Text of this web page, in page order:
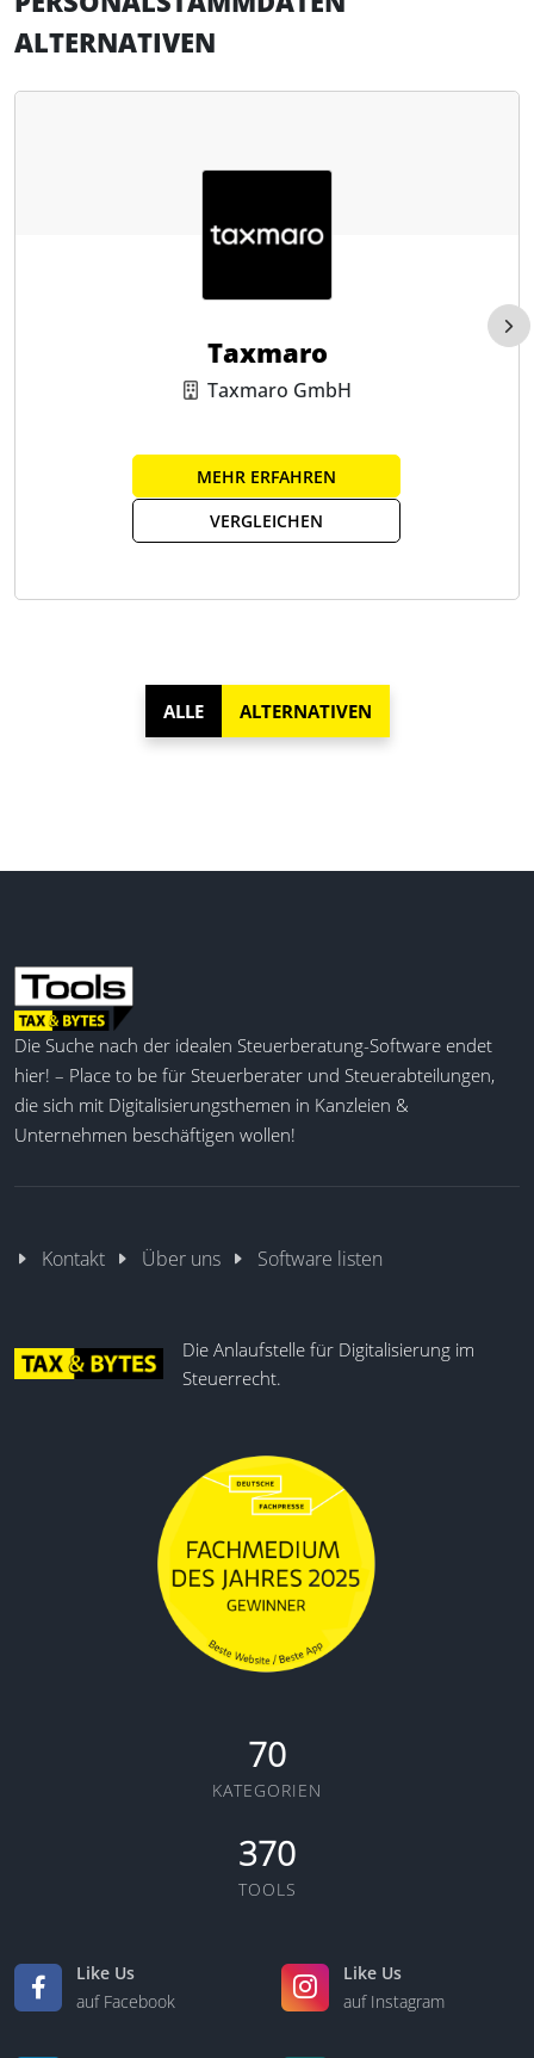
ALTERNATIVEN
Taxmaro
Taxmaro GmbH
MEHR ERFAHREN
VERGLEICHEN
ALLE ALTERNATIVEN
Die Suche nach der idealen Steuerberatung-Software endet
hier! – Place to be für Steuerberater und Steuerabteilungen,
die sich mit Digitalisierungsthemen in Kanzleien &
Unternehmen beschäftigen wollen!
Kontakt Über uns Software listen
Die Anlaufstelle für Digitalisierung im
Steuerrecht.
70
KATEGORIEN
370
TOOLS
Like Us
auf Facebook
Like Us
auf Instagram